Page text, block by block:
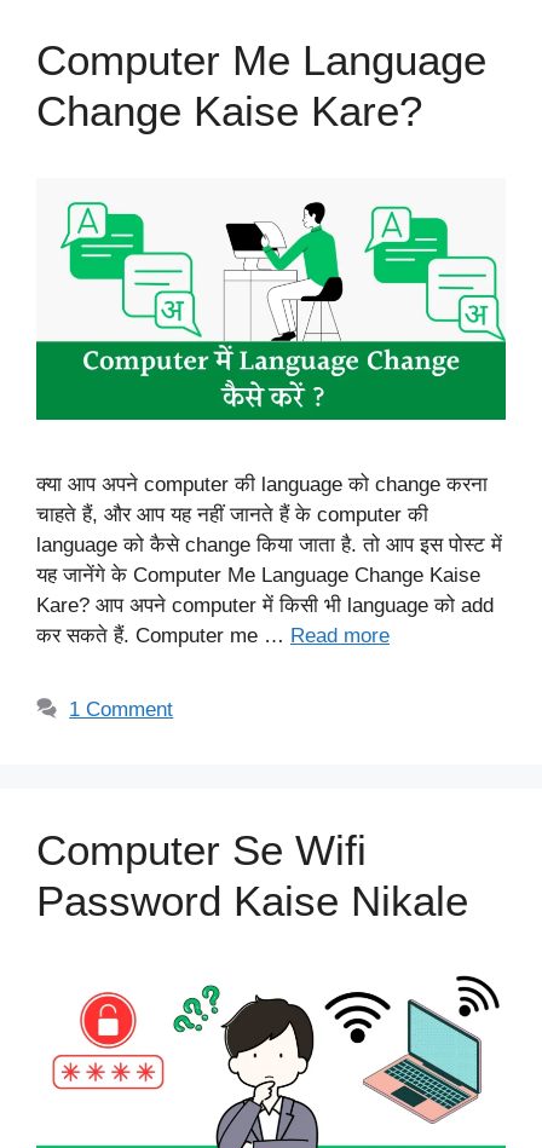
Computer Me Language
Change Kaise Kare?
क्या आप अपने computer की language को change करना
चाहते हैं, और आप यह नहीं जानते हैं के computer की
language को कैसे change किया जाता है. तो आप इस पोस्ट में
यह जानेंगे के Computer Me Language Change Kaise
Kare? आप अपने computer में किसी भी language को add
कर सकते हैं. Computer me … Read more
1 Comment
Computer Se Wifi
Password Kaise Nikale